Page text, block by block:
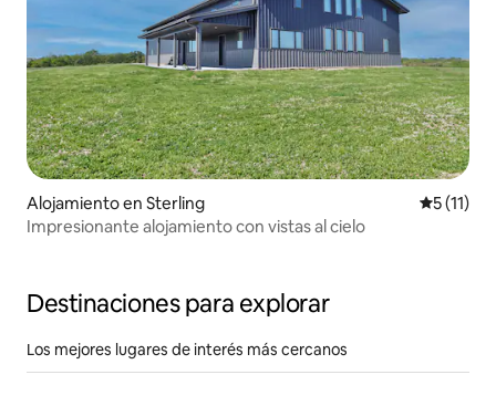
Alojamiento en Sterling
5 (11)
Impresionante alojamiento con vistas al cielo
Destinaciones para explorar
Los mejores lugares de interés más cercanos